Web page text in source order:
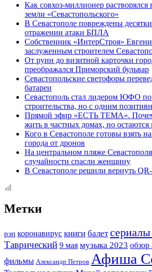
Как совхоз-миллионер растворялся
земли «Севастопольского»
В Севастополе повреждены
отражении атаки БПЛА
Собственник «ИнтерСтроя»
заслуженным строителем
От руин до визитной карточки
преображался Приморский бульвар
Севастопольские светофоры
батареи
Севастополь стал лидером ЮФО
строительства, но с одним
Прямой эфир «ЕСТЬ ТЕМА».
жить в частных домах, но остаются
Кого в Севастополе готовы взять
города от дронов
На центральном пляже
случайности спасли женщину
В Севастополе решили вернуть
Метки
рэп коронавирус книги балет
Таврический 9 мая музыка 2023
фильмы Александр Петров Афиша